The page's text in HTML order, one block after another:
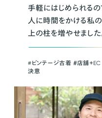
手軽にはじめられるの
人に時間をかける私
上の柱を増やせました
#ビンテージ古着 ＃店舗＋
決意